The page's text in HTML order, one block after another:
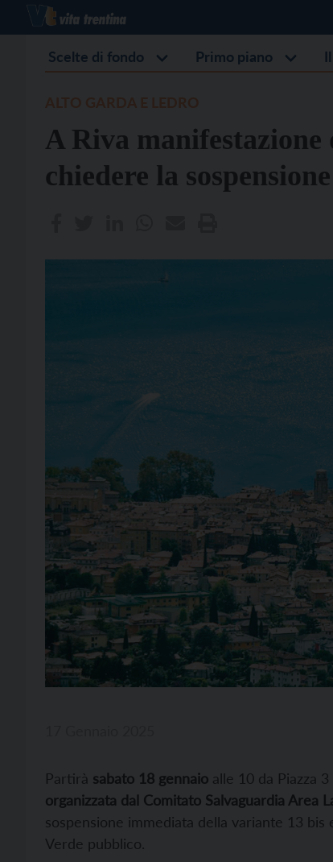
Scelte di fondo Primo piano
A Riva
chiedere la
Partirà sabato 18 gennaio alle 10 da Piazza
organizzata dal Comitato Salvaguardia Area
sospensione immediata della variante 13
Verde pubblico.